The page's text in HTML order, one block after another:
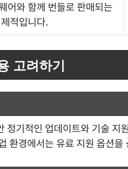
어와 함께 번들로 판매되는
적입니다.
고려하기
정기적인 업데이트와 기술 지
환경에서는 유료 지원 옵션을